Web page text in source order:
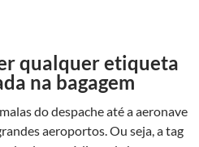
qualquer etiqueta
na bagagem
do despache até a aeronave
aeroportos. Ou seja, a tag